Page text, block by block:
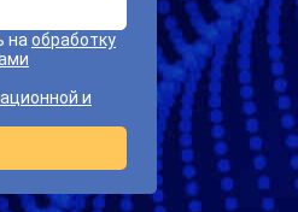
на обработку
и